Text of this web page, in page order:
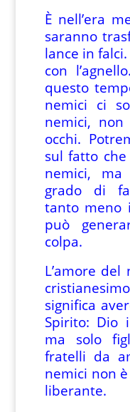
È nell’era
saranno
lance in
con
questo
nemici ci
nemici,
occhi.
sul fatto
nemici,
grado di
tanto meno
può
colpa.
L’amore del
significa
Spirito: Dio
ma solo
fratelli da
nemici non
liberante.